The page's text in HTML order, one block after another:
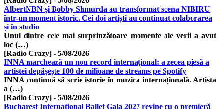
AlbertNBN și Bobby Shmurda au transformat scena NIBIRU
într-un moment istoric. Cei doi artiști au continuat colaborarea
și în studio
Unul dintre cele mai surprinzătoare momente ale verii a avut
loc (…)
[Radio Crazy] - 5/08/2026
INNA marchează un nou record internațional: a zecea piesă a
artistei depășește 100 de milioane de streams pe Spotify
INNA continuă să scrie istorie în muzica internațională. Artista
a (…)
[Radio Crazy] - 5/08/2026
Bucharest International Ballet Gala 2027 revine cu o premieră